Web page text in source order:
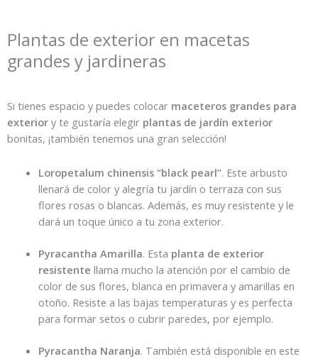
Plantas de exterior en macetas
grandes y jardineras
Si tienes espacio y puedes colocar maceteros grandes para
exterior y te gustaría elegir plantas de jardín exterior
bonitas, ¡también tenemos una gran selección!
Loropetalum chinensis “black pearl”. Este arbusto
llenará de color y alegría tu jardín o terraza con sus
flores rosas o blancas. Además, es muy resistente y le
dará un toque único a tu zona exterior.
Pyracantha Amarilla. Esta planta de exterior
resistente llama mucho la atención por el cambio de
color de sus flores, blanca en primavera y amarillas en
otoño. Resiste a las bajas temperaturas y es perfecta
para formar setos o cubrir paredes, por ejemplo.
Pyracantha Naranja. También está disponible en este